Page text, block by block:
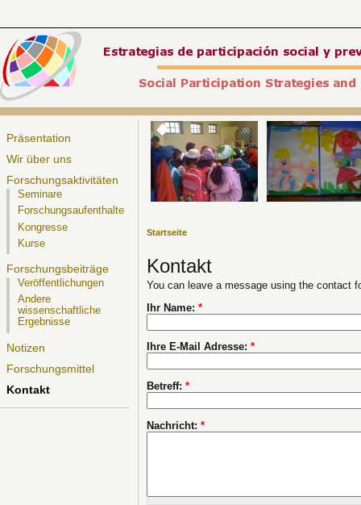
Präsentation
Wir über uns
Forschungsaktivitäten
Seminare
Forschungsaufenthalte
Kongresse
Kurse
Forschungsbeiträge
Veröffentlichungen
Andere
wissenschaftliche
Ergebnisse
Notizen
Forschungsmittel
Kontakt
Startseite
Kontakt
You can leave a message using the contact
Ihr Name: *
Ihre E-Mail Adresse: *
Betreff: *
Nachricht: *